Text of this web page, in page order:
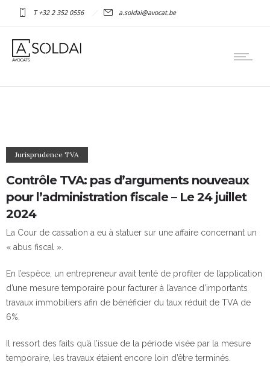
T +32 2 352 0556 a.soldai@avocat.be
Jurisprudence TVA
Contrôle TVA: pas d’arguments nouveaux
pour l’administration fiscale – Le 24 juillet
2024
La Cour de cassation a eu à statuer sur une affaire concernant un
« abus fiscal ».
En l’espèce, un entrepreneur avait tenté de profiter de l’application
d’une mesure temporaire pour facturer à l’avance d’importants
travaux immobiliers afin de bénéficier du taux réduit de TVA de
6%.
Il ressort des faits qu’à l’issue de la période visée par la mesure
temporaire, les travaux étaient encore loin d’être terminés.